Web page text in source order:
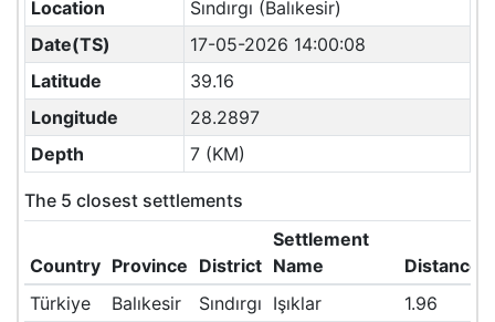
Location
Sındırgı (Balıkesir)
Date(TS)
17-05-2026 14:00:08
Latitude
39.16
Longitude
28.2897
Depth
7 (KM)
The 5 closest settlements
Country Province District
Settlement
Name
Türkiye
Balıkesir Sındırgı Işıklar
1.96